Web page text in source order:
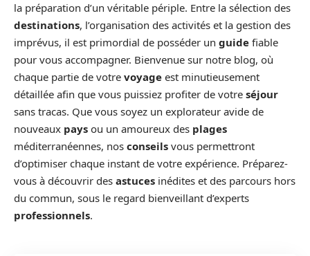
la préparation d’un véritable périple. Entre la sélection des
destinations, l’organisation des activités et la gestion des
imprévus, il est primordial de posséder un guide fiable
pour vous accompagner. Bienvenue sur notre blog, où
chaque partie de votre voyage est minutieusement
détaillée afin que vous puissiez profiter de votre séjour
sans tracas. Que vous soyez un explorateur avide de
nouveaux pays ou un amoureux des plages
méditerranéennes, nos conseils vous permettront
d’optimiser chaque instant de votre expérience. Préparez-
vous à découvrir des astuces inédites et des parcours hors
du commun, sous le regard bienveillant d’experts
professionnels.